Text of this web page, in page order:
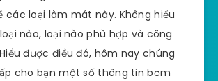
các loại làm mát này. Không hiểu
nào, loại nào phù hợp và công
được điều đó, hôm nay chúng
cho bạn một số thông tin bơm